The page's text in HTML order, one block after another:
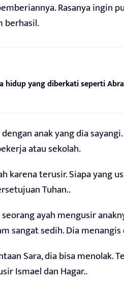
Rasanya ingin
berhasil.
hidup yang diberkati seperti
anak yang dia
atau sekolah.
karena terusir. Siapa yang
Tuhan..
ayah mengusir
sangat sedih. Dia
Sara, dia bisa menolak.
Ismael dan Hagar..